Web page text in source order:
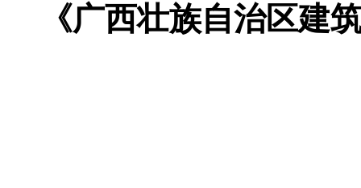
《广西壮族自治区建